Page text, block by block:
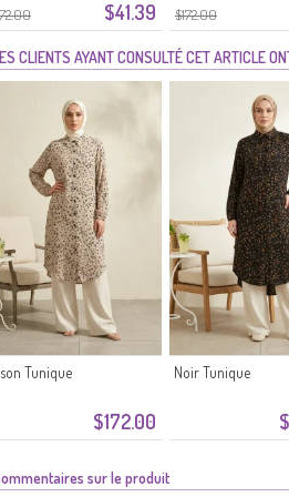
$41.39 $172.00
Pierre
CLIENTS AYANT CONSULTÉ CET ARTICLE
$172.00
Tunique Noir Tunique
sur le produit